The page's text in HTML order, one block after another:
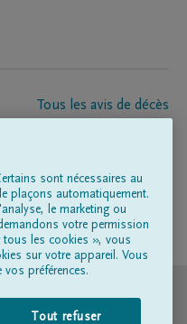
Tous les avis de décès
de pompes funèbres
sont nécessaires au
plaçons automatiquement.
le marketing ou
votre permission
tous les cookies », vous
sur votre appareil. Vous
préférences.
Tout refuser